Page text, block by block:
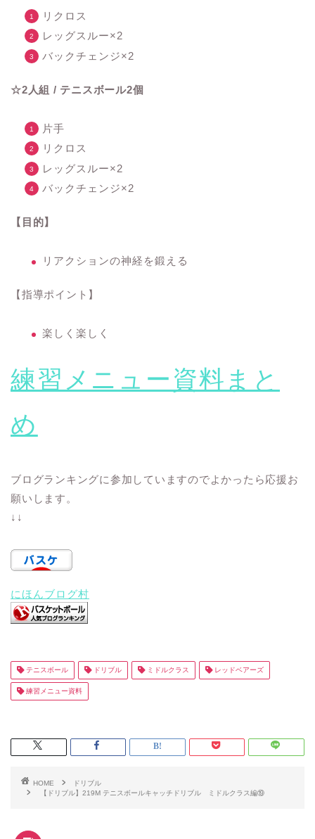
リクロス
レッグスルー×2
バックチェンジ×2
☆2人組 / テニスボール2個
片手
リクロス
レッグスルー×2
バックチェンジ×2
【目的】
リアクションの神経を鍛える
【指導ポイント】
楽しく楽しく
練習メニュー資料まと
め
ブログランキングに参加していますのでよかったら応援お
願いします。
↓↓
にほんブログ村
テニスボール ドリブル ミドルクラス レッドベアーズ
練習メニュー資料
HOME
ドリブル
【ドリブル】219M テニスボールキャッチドリブル ミドルクラス編⑲